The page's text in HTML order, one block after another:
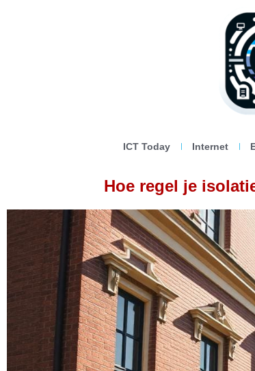
ICT Today Internet
Hoe regel je